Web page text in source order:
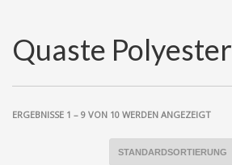
Quaste Polyester
ERGEBNISSE 1 – 9 VON 10 WERDEN ANGEZEIGT